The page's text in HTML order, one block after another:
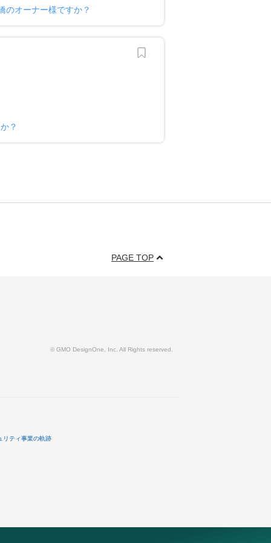
のオーナー様ですか？
？
PAGE TOP
© GMO DesignOne, Inc. All Rights reserved.
リティ事業の軌跡